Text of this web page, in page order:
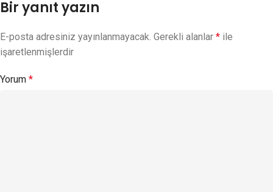
Bir yanıt yazın
E-posta adresiniz yayınlanmayacak. Gerekli alanlar * ile
işaretlenmişlerdir
Yorum *